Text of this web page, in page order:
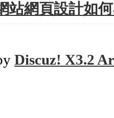
站網頁設計如
Discuz! X3.2